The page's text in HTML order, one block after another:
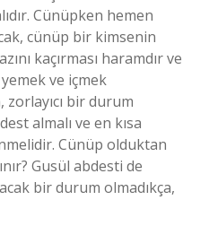
Cünüpken hemen
cünüp bir kimsenin
kaçırması haramdır ve
yemek ve içmek
bir durum
almalı ve en kısa
Cünüp olduktan
Gusül abdesti de
bir durum olmadıkça,